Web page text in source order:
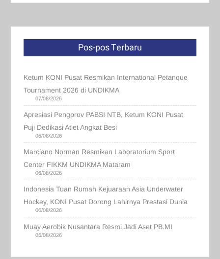
Pos-pos Terbaru
Ketum KONI Pusat Resmikan International Petanque
Tournament 2026 di UNDIKMA
07/08/2026
Apresiasi Pengprov PABSI NTB, Ketum KONI Pusat
Puji Dedikasi Atlet Angkat Besi
06/08/2026
Marciano Norman Resmikan Laboratorium Sport
Center FIKKM UNDIKMA Mataram
06/08/2026
Indonesia Tuan Rumah Kejuaraan Asia Underwater
Hockey, KONI Pusat Dorong Lahirnya Prestasi Dunia
06/08/2026
Muay Aerobik Nusantara Resmi Jadi Aset PB.MI
05/08/2026